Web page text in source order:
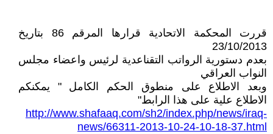
قررت المحكمة الاتحادية قرارها المرقم 86 بتاريخ
23/10/2013
بعدم دستورية الرواتب التقناعدية لرئيس واعضاء مجلس
النواب العراقي
وبعد الاطلاع على منطوق الحكم الكامل " يمكنكم
الاطلاع علية على هذا الرابط"
http://www.shafaaq.com/sh2/index.php/news/iraq-
news/66311-2013-10-24-10-18-37.html